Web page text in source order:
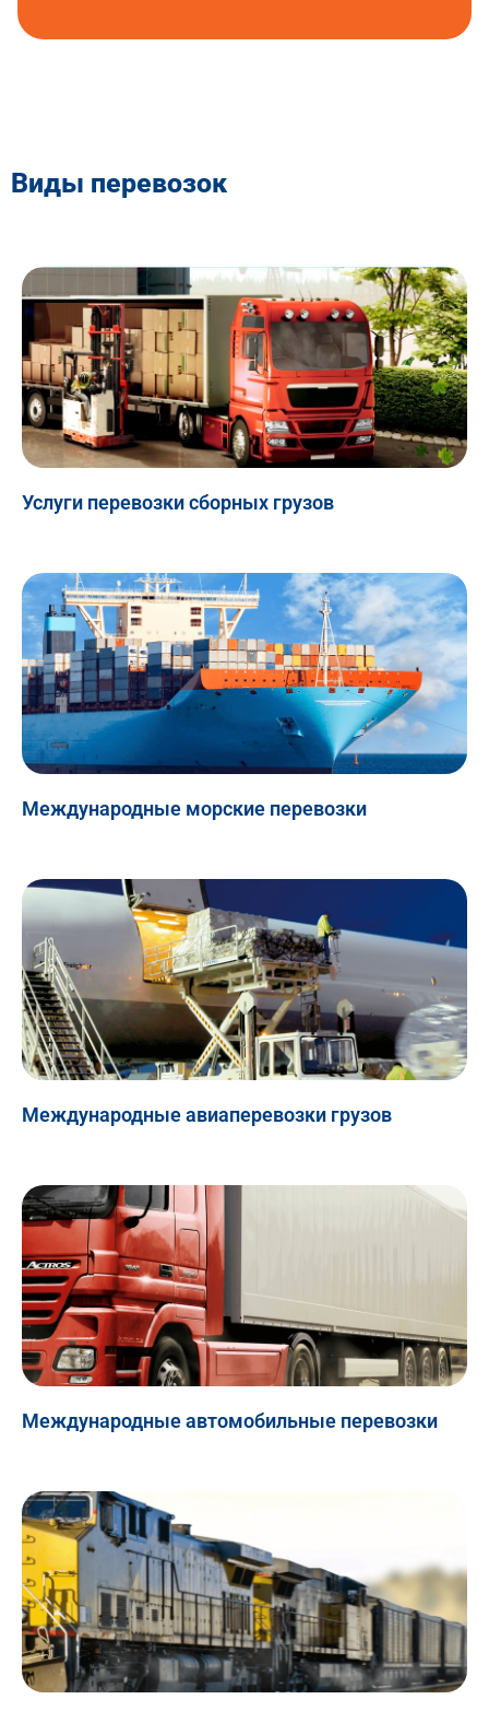
Виды перевозок
Услуги перевозки сборных грузов
Международные морские перевозки
Международные авиаперевозки грузов
Международные автомобильные перевозки